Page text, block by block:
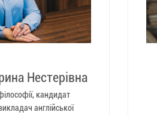
Нестерівна
кандидат
англійської